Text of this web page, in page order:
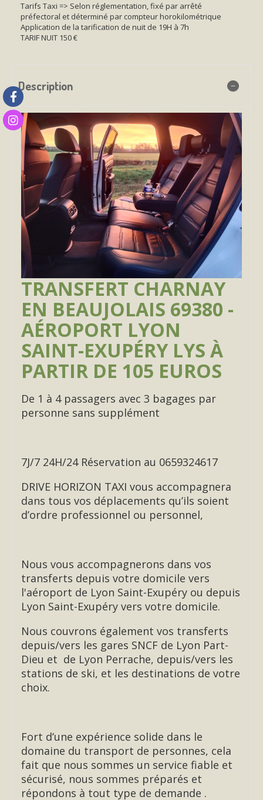
Tarifs Taxi => Selon réglementation, fixé par arrêté
préfectoral et déterminé par compteur horokilométrique
Application de la tarification de nuit de 19H à 7h
TARIF NUIT 150 €
Description
TRANSFERT CHARNAY
EN BEAUJOLAIS 69380 -
AÉROPORT LYON
SAINT-EXUPÉRY LYS À
PARTIR DE 105 EUROS
De 1 à 4 passagers avec 3 bagages par
personne sans supplément
7J/7 24H/24 Réservation au 0659324617
DRIVE HORIZON TAXI vous accompagnera
dans tous vos déplacements qu’ils soient
d’ordre professionnel ou personnel,
Nous vous accompagnerons dans vos
transferts depuis votre domicile vers
l'aéroport de Lyon Saint-Exupéry ou depuis
Lyon Saint-Exupéry vers votre domicile.
Nous couvrons également vos transferts
depuis/vers les gares SNCF de Lyon Part-
Dieu et de Lyon Perrache, depuis/vers les
stations de ski, et les destinations de votre
choix.
Fort d’une expérience solide dans le
domaine du transport de personnes, cela
fait que nous sommes un service fiable et
sécurisé, nous sommes préparés et
répondons à tout type de demande .